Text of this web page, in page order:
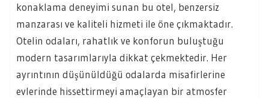
konaklama deneyimi sunan bu otel, benzersiz
manzarası ve kaliteli hizmeti ile öne çıkmaktadır.
Otelin odaları, rahatlık ve konforun buluştuğu
modern tasarımlarıyla dikkat çekmektedir. Her
ayrıntının düşünüldüğü odalarda misafirlerine
evlerinde hissettirmeyi amaçlayan bir atmosfer